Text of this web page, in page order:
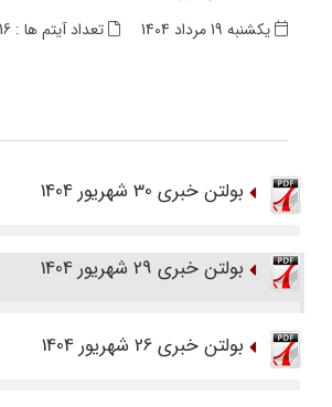
یکشنبه 19 مرداد 1404 تعداد آیتم ها : 16
بولتن خبری 30 شهریور 1404
بولتن خبری 29 شهریور 1404
بولتن خبری 26 شهریور 1404